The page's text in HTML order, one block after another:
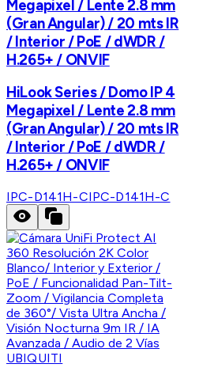
Megapixel / Lente 2.8 mm
(Gran Angular) / 20 mts IR
/ Interior / PoE / dWDR /
H.265+ / ONVIF
HiLook Series / Domo IP 4
Megapixel / Lente 2.8 mm
(Gran Angular) / 20 mts IR
/ Interior / PoE / dWDR /
H.265+ / ONVIF
IPC-D141H-CIPC-D141H-C
UBIQUITI